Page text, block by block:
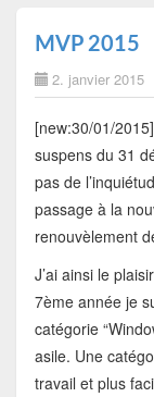
MVP 2015
2. janvier 2015
[new:30/01/
suspens du 31
pas de
passage à la
renouvèlement
J’ai ainsi le
7ème année je
catégorie
asile. Une
travail et plus